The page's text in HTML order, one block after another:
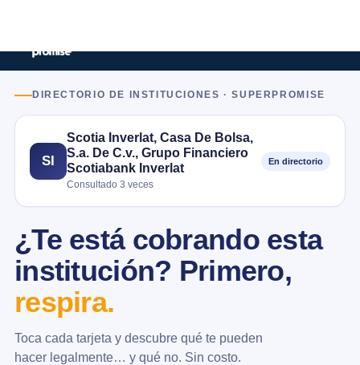
DIRECTORIO DE INSTITUCIONES · SUPERPROMISE
SI
Scotia Inverlat, Casa De Bolsa,
S.a. De C.v., Grupo Financiero
Scotiabank Inverlat
Consultado 3 veces
En directorio
¿Te está cobrando esta
institución? Primero,
respira.
Toca cada tarjeta y descubre qué te pueden
hacer legalmente… y qué no. Sin costo.